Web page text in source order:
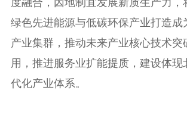
度融合，因地制宜发展新质生产力，
绿色先进能源与低碳环保产业打造成
产业集群，推动未来产业核心技术突
用，推进服务业扩能提质，建设体现
代化产业体系。